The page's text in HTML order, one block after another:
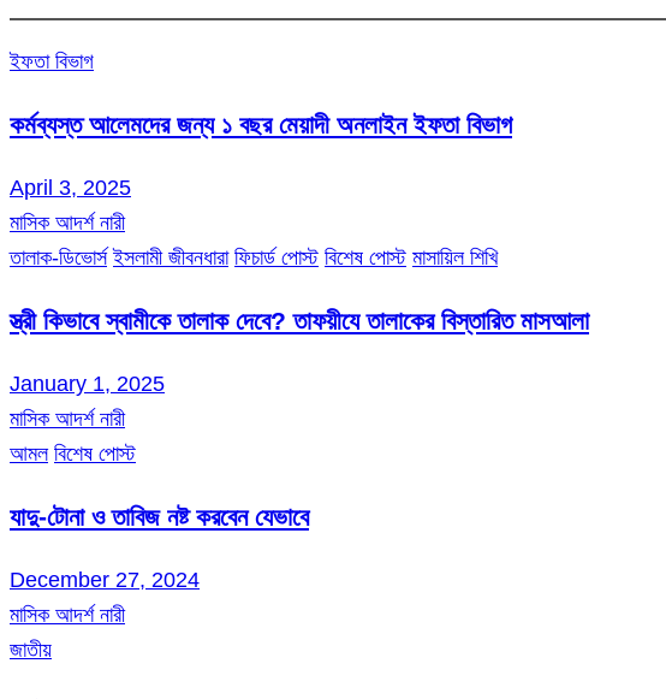
ইফতা বিভাগ
কর্মব্যস্ত আলেমদের জন্য ১ বছর মেয়াদী অনলাইন ইফতা বিভাগ
April 3, 2025
মাসিক আদর্শ নারী
তালাক-ডিভোর্স ইসলামী জীবনধারা ফিচার্ড পোস্ট বিশেষ পোস্ট মাসায়িল শিখি
স্ত্রী কিভাবে স্বামীকে তালাক দেবে? তাফয়ীযে তালাকের বিস্তারিত মাসআলা
January 1, 2025
মাসিক আদর্শ নারী
আমল বিশেষ পোস্ট
যাদু-টোনা ও তাবিজ নষ্ট করবেন যেভাবে
December 27, 2024
মাসিক আদর্শ নারী
জাতীয়